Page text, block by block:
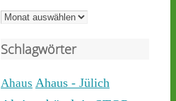
@castorstoppen.bsky.social
⋅
nach #Ahaus nun rollt,
Protest gegen die
unnötigen & gefährlichen
Archiv
Schlagwörter
Ahaus Ahaus - Jülich